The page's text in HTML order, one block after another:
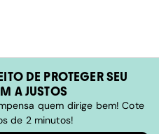
DE PROTEGER SEU
A JUSTOS
quem dirige bem! Cote
de 2 minutos!